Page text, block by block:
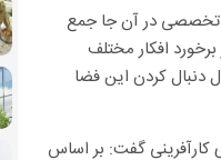
تخصصی در آن جا جمع
افکار مختلف
کارآفرینی داریم که در حال دنبال کردن این فضا
کارآفرینی گفت: بر اساس